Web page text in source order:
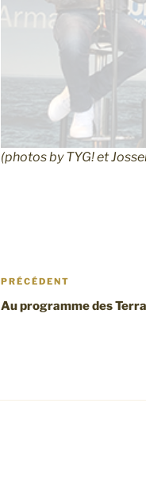
(photos by TYG! et
Navigation
de
Article
précédent
PRÉCÉDENT
Au programme des